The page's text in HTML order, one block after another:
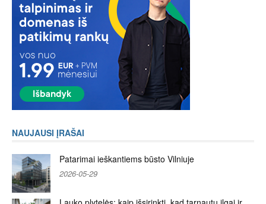
NAUJAUSI ĮRAŠAI
Patarimai ieškantiems būsto Vilniuje
2026-05-29